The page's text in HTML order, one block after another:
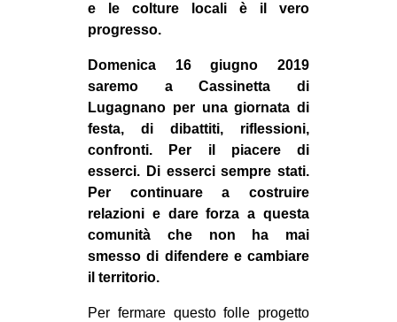
e le colture locali è il vero
progresso.
Domenica 16 giugno 2019
saremo a Cassinetta di
Lugagnano per una giornata di
festa, di dibattiti, riflessioni,
confronti. Per il piacere di
esserci. Di esserci sempre stati.
Per continuare a costruire
relazioni e dare forza a questa
comunità che non ha mai
smesso di difendere e cambiare
il territorio.
Per fermare questo folle progetto